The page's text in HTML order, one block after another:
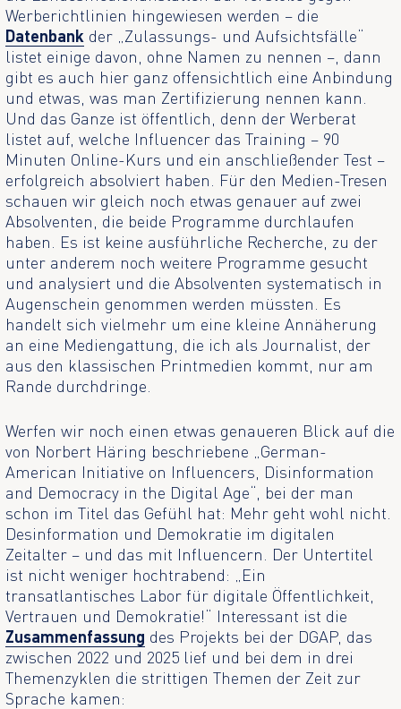
Werberichtlinien hingewiesen werden – die
Datenbank der „Zulassungs- und Aufsichtsfälle“
listet einige davon, ohne Namen zu nennen –, dann
gibt es auch hier ganz offensichtlich eine Anbindung
und etwas, was man Zertifizierung nennen kann.
Und das Ganze ist öffentlich, denn der Werberat
listet auf, welche Influencer das Training – 90
Minuten Online-Kurs und ein anschließender Test –
erfolgreich absolviert haben. Für den Medien-Tresen
schauen wir gleich noch etwas genauer auf zwei
Absolventen, die beide Programme durchlaufen
haben. Es ist keine ausführliche Recherche, zu der
unter anderem noch weitere Programme gesucht
und analysiert und die Absolventen systematisch in
Augenschein genommen werden müssten. Es
handelt sich vielmehr um eine kleine Annäherung
an eine Mediengattung, die ich als Journalist, der
aus den klassischen Printmedien kommt, nur am
Rande durchdringe.
Werfen wir noch einen etwas genaueren Blick auf die
von Norbert Häring beschriebene „German-
American Initiative on Influencers, Disinformation
and Democracy in the Digital Age“, bei der man
schon im Titel das Gefühl hat: Mehr geht wohl nicht.
Desinformation und Demokratie im digitalen
Zeitalter – und das mit Influencern. Der Untertitel
ist nicht weniger hochtrabend: „Ein
transatlantisches Labor für digitale Öffentlichkeit,
Vertrauen und Demokratie!“ Interessant ist die
Zusammenfassung des Projekts bei der DGAP, das
zwischen 2022 und 2025 lief und bei dem in drei
Themenzyklen die strittigen Themen der Zeit zur
Sprache kamen: